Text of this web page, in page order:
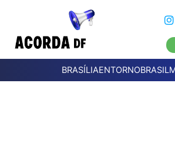
BRASÍLIAENTORNOBRASIL